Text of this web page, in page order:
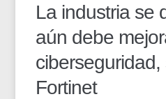
La industria se
aún debe
ciberseguridad,
Fortinet